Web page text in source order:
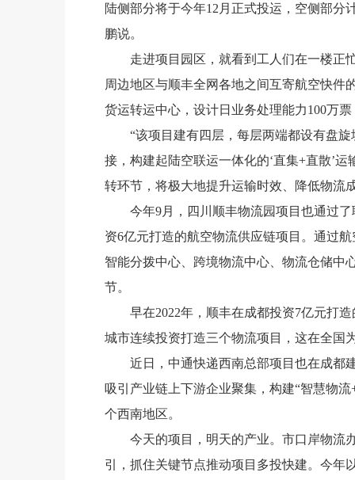
陆侧部分将于今年12月正式投运，空侧部分
鹏说。
走进项目园区，就看到工人们在一楼正
周边地区与顺丰全网各地之间互寄航空快件
货运转运中心，设计日业务处理能力100万
“该项目建有四层，每层两端都设有盘
接，构建起陆空联运一体化的‘直集+直散’
转环节，将极大地提升运输时效、降低物流
今年9月，四川顺丰物流园项目也通过
资6亿元打造的航空物流供应链项目。通过
智能分拨中心、跨境物流中心、物流仓储中
节。
早在2022年，顺丰在成都投资7亿元打
城市连续投资打造三个物流项目，这在全国
近日，中通快递西南总部项目也在成都
吸引产业链上下游企业聚集，构建“智慧物
个西南地区。
今天的项目，明天的产业。市口岸物流
引，抓住关键节点推动项目多投快建。今年